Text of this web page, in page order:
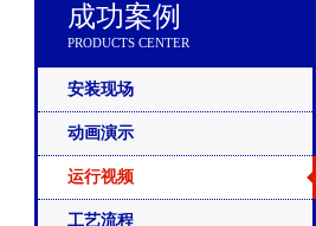
成功案例
PRODUCTS CENTER
安装现场
动画演示
运行视频
工艺流程